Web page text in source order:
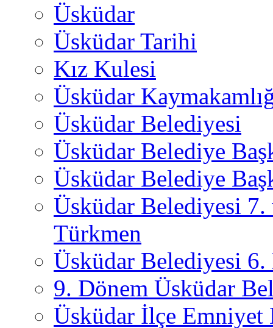
Üsküdar
Üsküdar Tarihi
Kız Kulesi
Üsküdar
Üsküdar Belediyesi
Üsküdar Belediye
Üsküdar Belediye
Üsküdar Belediyesi
Türkmen
Üsküdar Belediyesi 6.
9. Dönem Üsküdar
Üsküdar İlçe